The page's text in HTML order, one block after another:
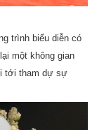
trình biểu diễn có
một không gian
tới tham dự sự